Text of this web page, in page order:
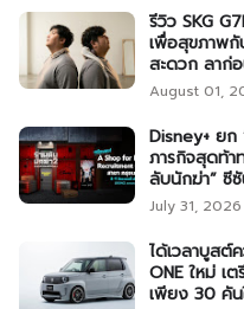
รีวิว SKG
เพื่อสุขภาพ
สะดวก ลาก่
August 01,
Disney+ ยก
ภารกิจสุดท้า
ลับนักฆ่า” ซีซั
July 31, 2026
ได้เวลาบูสต์
ONE ใหม่ เ
เพียง 30 คั